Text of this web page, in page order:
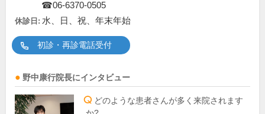
☎06-6370-0505
休診日: 水、日、祝、年末年始
初診・再診電話受付
野中康行院長にインタビュー
どのような患者さんが多く来院されます